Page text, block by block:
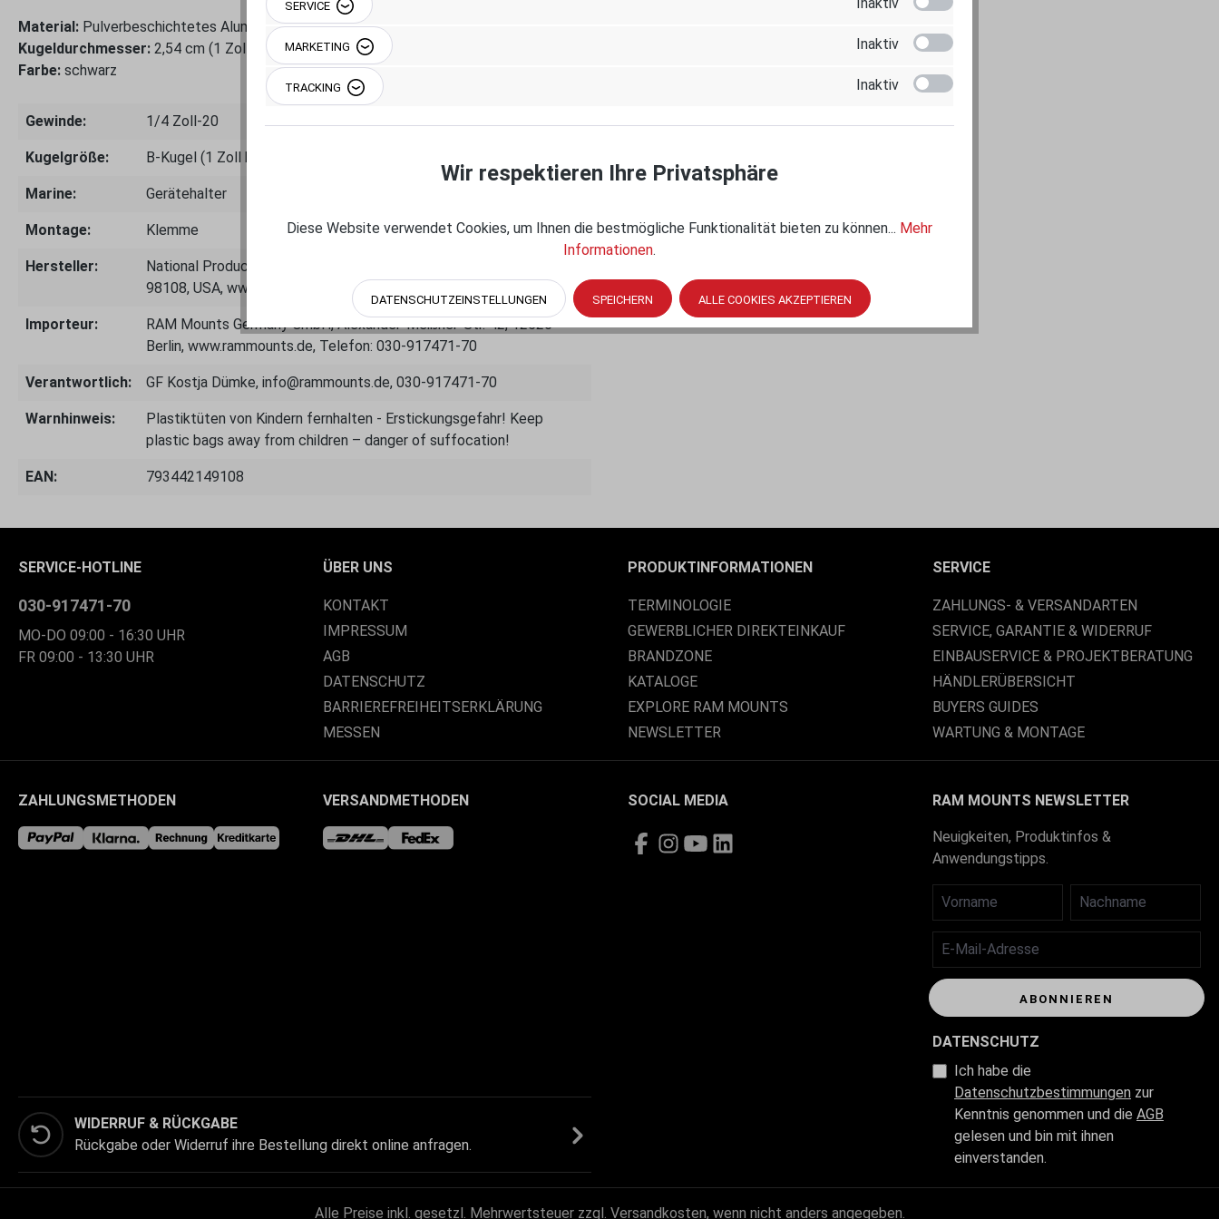
Material: Pulverbeschichtetes Aluminium
Kugeldurchmesser: 2,54 cm (1 Zoll), B-Kugel
Farbe: schwarz
Gewinde: 1/4 Zoll-20
Kugelgröße: B-Kugel (1 Zoll bis 0.9 kg)
Marine: Gerätehalter
Montage: Klemme
Hersteller:
National Products Inc.- 8410 Dallas Avenue South, Seattle, WA
98108, USA, www.rammount.com
Importeur:
RAM Mounts Germany GmbH, Alexander-Meißner-Str. 42, 12526
Berlin, www.rammounts.de, Telefon: 030-917471-70
Verantwortlich: GF Kostja Dümke, info@rammounts.de, 030-917471-70
Warnhinweis:
Plastiktüten von Kindern fernhalten - Erstickungsgefahr! Keep
plastic bags away from children – danger of suffocation!
EAN: 793442149108
SERVICE-HOTLINE
030-917471-70
MO-DO 09:00 - 16:30 UHR
FR 09:00 - 13:30 UHR
ÜBER UNS
KONTAKT
IMPRESSUM
AGB
DATENSCHUTZ
BARRIEREFREIHEITSERKLÄRUNG
MESSEN
PRODUKTINFORMATIONEN
TERMINOLOGIE
GEWERBLICHER DIREKTEINKAUF
BRANDZONE
KATALOGE
EXPLORE RAM MOUNTS
NEWSLETTER
SERVICE
ZAHLUNGS- & VERSANDARTEN
SERVICE, GARANTIE & WIDERRUF
EINBAUSERVICE & PROJEKTBERATUNG
HÄNDLERÜBERSICHT
BUYERS GUIDES
WARTUNG & MONTAGE
ZAHLUNGSMETHODEN VERSANDMETHODEN SOCIAL MEDIA
WIDERRUF & RÜCKGABE
Rückgabe oder Widerruf ihre Bestellung direkt online anfragen.
RAM MOUNTS NEWSLETTER
Neuigkeiten, Produktinfos &
Anwendungstipps.
VORNAME NACHNAME
E-MAIL-ADRESSE
ABONNIEREN
DATENSCHUTZ
Ich habe die
Datenschutzbestimmungen zur
Kenntnis genommen und die AGB
gelesen und bin mit ihnen
einverstanden.
Alle Preise inkl. gesetzl. Mehrwertsteuer zzgl. Versandkosten, wenn nicht anders angegeben.
SERVICE
MARKETING Inaktiv
TRACKING Inaktiv
Wir respektieren Ihre Privatsphäre
Diese Website verwendet Cookies, um Ihnen die bestmögliche Funktionalität bieten zu können... Mehr
Informationen.
DATENSCHUTZEINSTELLUNGEN SPEICHERN ALLE COOKIES AKZEPTIEREN